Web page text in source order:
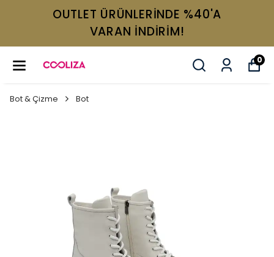
OUTLET ÜRÜNLERİNDE %40'A
VARAN İNDİRİM!
0
Bot & Çizme Bot